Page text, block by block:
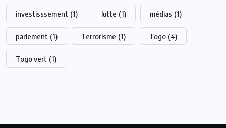
investisssement (1) lutte (1) médias (1)
parlement (1) Terrorisme (1) Togo (4)
Togo vert (1)